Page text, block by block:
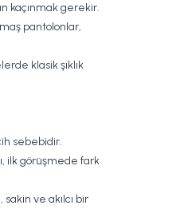
kaçınmak gerekir.
pantolonlar,
klasik şıklık
sebebidir.
ilk görüşmede fark
ve akılcı bir